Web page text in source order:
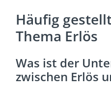
Häufig
Thema Erlös
Was ist der
zwischen Erlös